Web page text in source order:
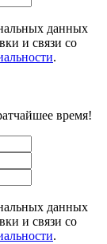
данных
и связи со
.
время!
данных
и связи со
.